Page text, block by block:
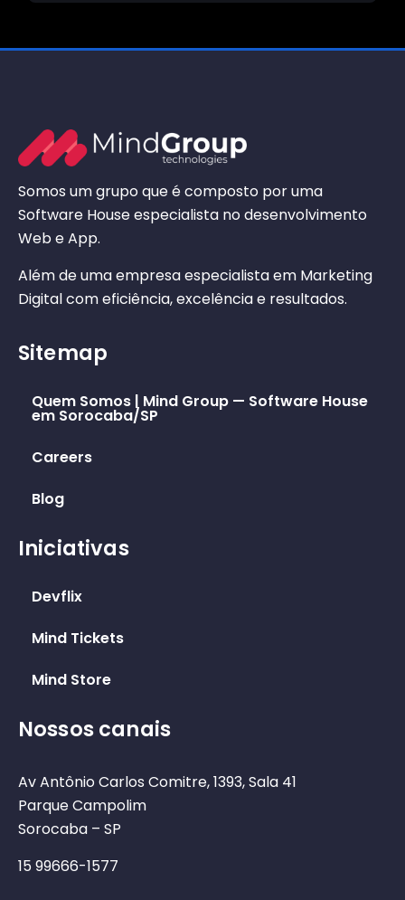
Somos um grupo que é composto por uma
Software House especialista no desenvolvimento
Web e App.
Além de uma empresa especialista em Marketing
Digital com eficiência, excelência e resultados.
Sitemap
Quem Somos | Mind Group — Software House
em Sorocaba/SP
Careers
Blog
Iniciativas
Devflix
Mind Tickets
Mind Store
Nossos canais
Av Antônio Carlos Comitre, 1393, Sala 41
Parque Campolim
Sorocaba – SP
15 99666-1577